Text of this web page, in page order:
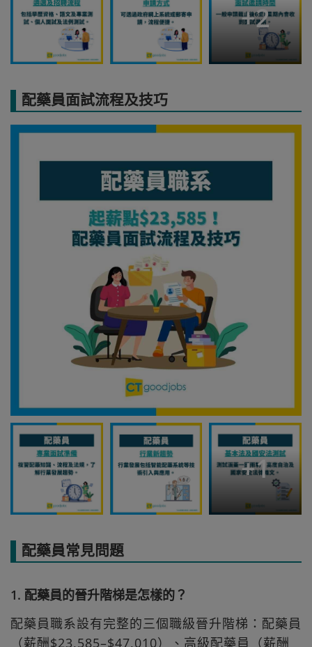
+2
配藥員面試流程及技巧
+1
配藥員常見問題
1. 配藥員的晉升階梯是怎樣的？
配藥員職系設有完整的三個職級晉升階梯：配藥員
（薪酬$23,585–$47,010）、高級配藥員（薪酬